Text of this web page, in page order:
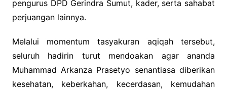
pengurus DPD Gerindra Sumut, kader, serta sahabat
perjuangan lainnya.
Melalui momentum tasyakuran aqiqah tersebut,
seluruh hadirin turut mendoakan agar ananda
Muhammad Arkanza Prasetyo senantiasa diberikan
kesehatan, keberkahan, kecerdasan, kemudahan